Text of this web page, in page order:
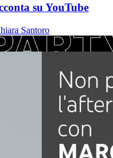
su YouTube
Santoro